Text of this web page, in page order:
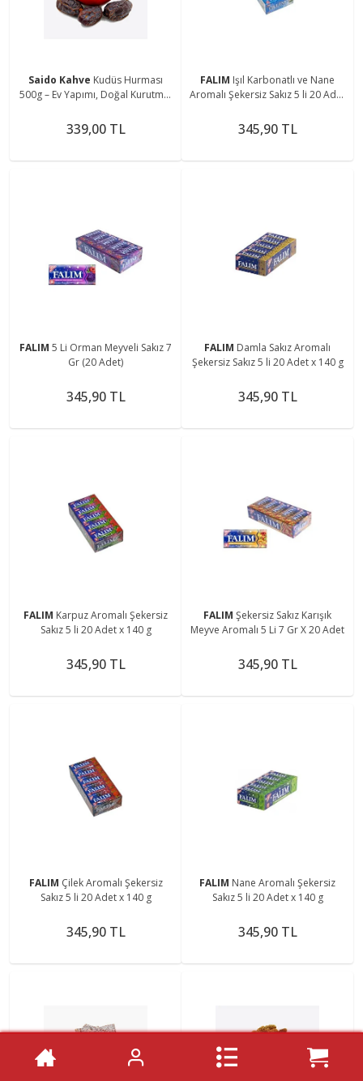
Saido Kahve Kudüs Hurması
500g – Ev Yapımı, Doğal Kurutma,
339,00 TL
FALIM Işıl Karbonatlı ve Nane
Aromalı Şekersiz Sakız 5 li 20 Adet
345,90 TL
FALIM 5 Li Orman Meyveli Sakız 7
Gr (20 Adet)
345,90 TL
FALIM Damla Sakız Aromalı
Şekersiz Sakız 5 li 20 Adet x 140 g
345,90 TL
FALIM Karpuz Aromalı Şekersiz
Sakız 5 li 20 Adet x 140 g
345,90 TL
FALIM Şekersiz Sakız Karışık
Meyve Aromalı 5 Li 7 Gr X 20 Adet
345,90 TL
FALIM Çilek Aromalı Şekersiz
Sakız 5 li 20 Adet x 140 g
345,90 TL
FALIM Nane Aromalı Şekersiz
Sakız 5 li 20 Adet x 140 g
345,90 TL